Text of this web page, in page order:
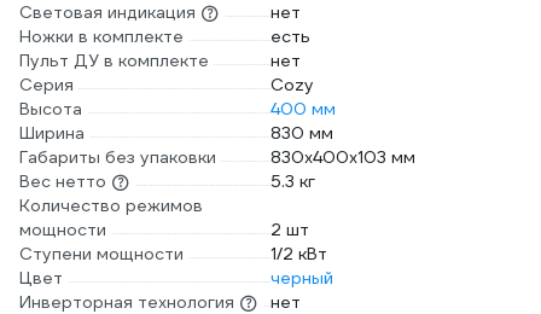
Световая индикация
нет
Ножки в комплекте
есть
Пульт ДУ в комплекте
нет
Серия
Cozy
Высота
400 мм
Ширина
830 мм
Габариты без упаковки
830х400х103 мм
Вес нетто
5.3 кг
Количество режимов
мощности
2 шт
Ступени мощности
1/2 кВт
Цвет
черный
Инверторная технология
нет